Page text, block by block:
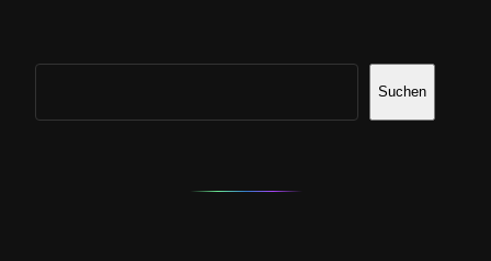
Suchen